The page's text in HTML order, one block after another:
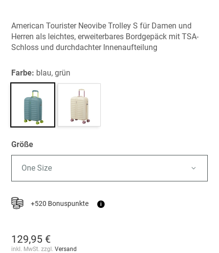
American Tourister Neovibe Trolley S für Damen und
Herren als leichtes, erweiterbares Bordgepäck mit TSA-
Schloss und durchdachter Innenaufteilung
Farbe: blau, grün
Größe
One Size
+520 Bonuspunkte i
129,95 €
inkl. MwSt. zzgl. Versand